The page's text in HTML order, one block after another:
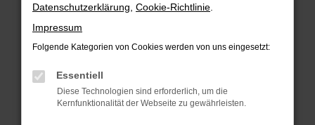
Prüfe deine Browsererweiterungen.
Manche Erweiterungen, wie Werbeblocker,
können das Laden bestimmter Seiten
anderen Browser oder in einem privaten
Fenster?
Datenschutzerklärung Cookie-Richtlinie
Impressum
Folgende Kategorien von Cookies werden von uns eingesetzt:
Essentiell
Diese Technologien sind erforderlich, um die
Kernfunktionalität der Webseite zu gewährleisten.